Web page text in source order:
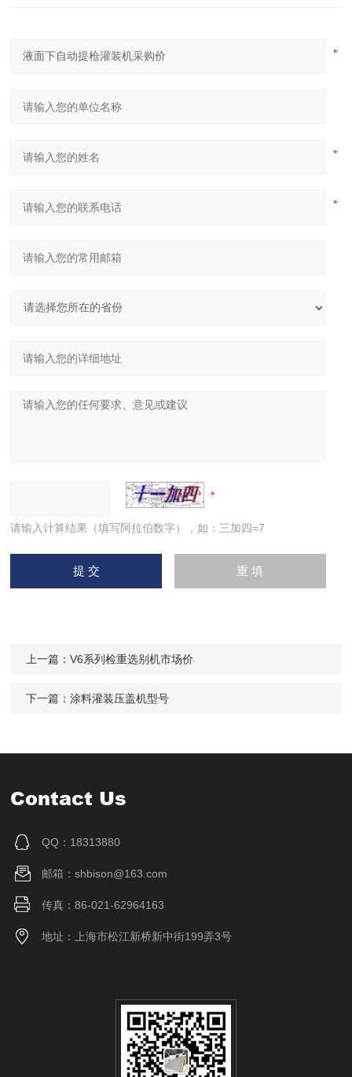
请输入计算结果（填写阿拉伯数字），如：三加四=7
上一篇：V6系列检重选别机市场价
下一篇：涂料灌装压盖机型号
Contact Us
QQ：18313880
邮箱：shbison@163.com
传真：86-021-62964163
地址：上海市松江新桥新中街199弄3号